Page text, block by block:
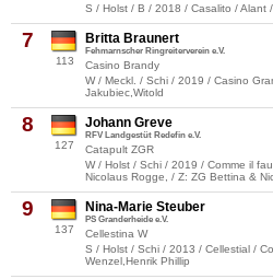
S / Holst / B / 2018 / Casalito / Alant
7
113
Britta Braunert
Fehmarnscher Ringreiterverein e.V.
Casino Brandy
W / Meckl. / Schi / 2019 / Casino
Jakubiec,Witold
8
127
Johann Greve
RFV Landgestüt Redefin e.V.
Catapult ZGR
W / Holst / Schi / 2019 / Comme il
Nicolaus Rogge, / Z: ZG Bettina &
9
137
Nina-Marie Steuber
PS Granderheide e.V.
Cellestina W
S / Holst / Schi / 2013 / Cellestial /
Wenzel,Henrik Phillip